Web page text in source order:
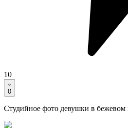
10
0
Студийное фото девушки в бежевом